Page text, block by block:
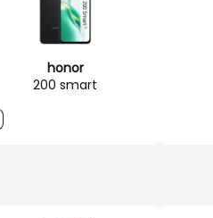
honor
200 smart